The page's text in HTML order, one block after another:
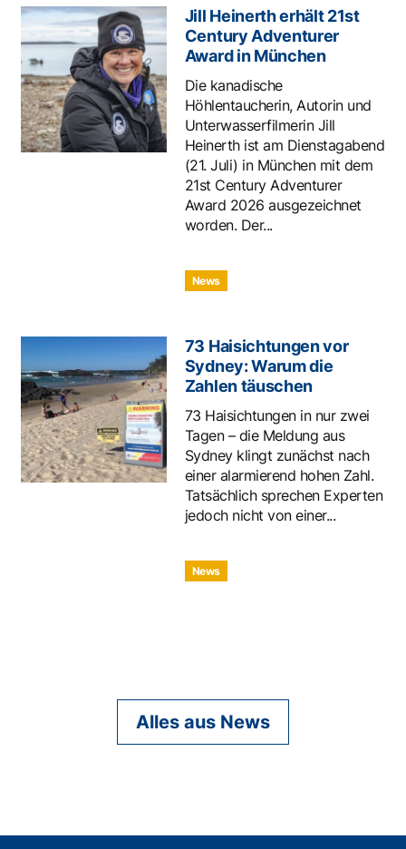
Jill Heinerth erhält 21st
Century Adventurer
Award in München
Die kanadische
Höhlentaucherin, Autorin und
Unterwasserfilmerin Jill
Heinerth ist am Dienstagabend
(21. Juli) in München mit dem
21st Century Adventurer
Award 2026 ausgezeichnet
worden. Der...
News
73 Haisichtungen vor
Sydney: Warum die
Zahlen täuschen
73 Haisichtungen in nur zwei
Tagen – die Meldung aus
Sydney klingt zunächst nach
einer alarmierend hohen Zahl.
Tatsächlich sprechen Experten
jedoch nicht von einer...
News
Alles aus News